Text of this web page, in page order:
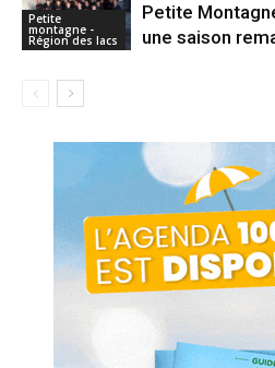
Petite
montagne -
Région des lacs
Petite
une saison